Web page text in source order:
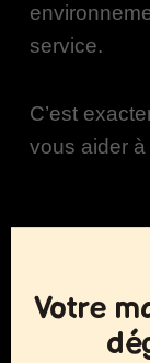
service.
C’est
vous aider à
Votre